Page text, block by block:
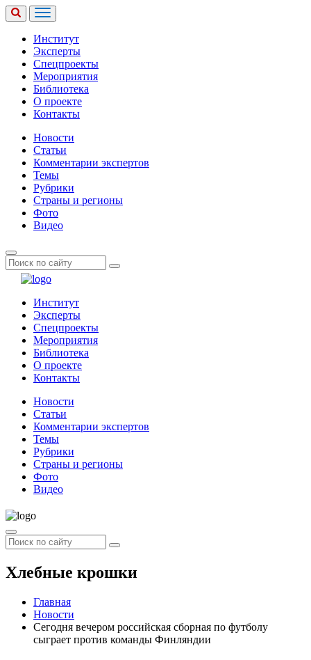
Институт
Эксперты
Спецпроекты
Мероприятия
Библиотека
О проекте
Контакты
Новости
Статьи
Комментарии экспертов
Темы
Рубрики
Страны и регионы
Фото
Видео
Институт
Эксперты
Спецпроекты
Мероприятия
Библиотека
О проекте
Контакты
Новости
Статьи
Комментарии экспертов
Темы
Рубрики
Страны и регионы
Фото
Видео
Хлебные крошки
Главная
Новости
Сегодня вечером российская сборная по футболу
сыграет против команды Финляндии